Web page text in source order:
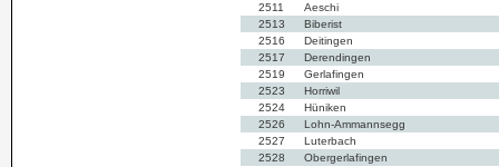
2511
Aeschi
2513
Biberist
2516
Deitingen
2517
Derendingen
2519
Gerlafingen
2523
Horriwil
2524
Hüniken
2526
Lohn-Ammannsegg
2527
Luterbach
2528
Obergerlafingen